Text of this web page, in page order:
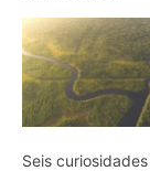
Seis curiosidades